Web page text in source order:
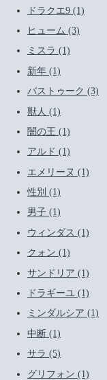
ドラクエ9 (1)
ヒューム (3)
ミスラ (1)
新年 (1)
バストゥーク (3)
獣人 (1)
闇の王 (1)
アルド (1)
エメリーヌ (1)
性別 (1)
男子 (1)
ウィンダス (1)
クォン (1)
サンドリア (1)
ドラギーユ (1)
ミンダルシア (1)
中断 (1)
サラ (5)
グリフォン (1)